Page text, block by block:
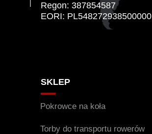
Regon: 387854587
EORI: PL548272938500000
SKLEP
Torby do transportu rowerów
Pokrowce na koła